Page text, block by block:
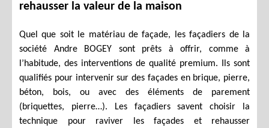
rehausser la valeur de la maison
Quel que soit le matériau de façade, les façadiers de la
société Andre BOGEY sont prêts à offrir, comme à
l’habitude, des interventions de qualité premium. Ils sont
qualifiés pour intervenir sur des façades en brique, pierre,
béton, bois, ou avec des éléments de parement
(briquettes, pierre…). Les façadiers savent choisir la
technique pour raviver les façades et rehausser